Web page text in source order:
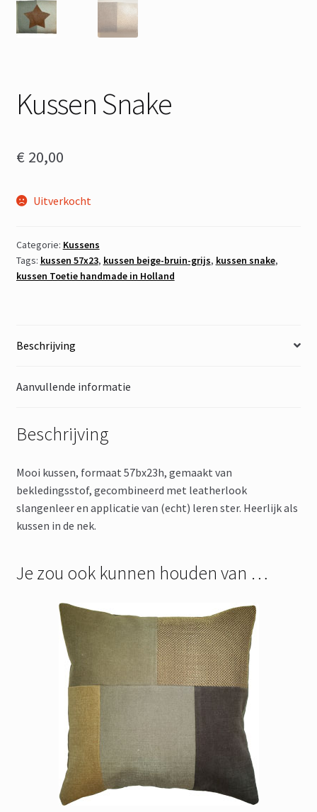
Kussen Snake
€ 20,00
Uitverkocht
Categorie: Kussens
Tags: kussen 57x23, kussen beige-bruin-grijs, kussen snake,
kussen Toetie handmade in Holland
Beschrijving
Aanvullende informatie
Beschrijving
Mooi kussen, formaat 57bx23h, gemaakt van
bekledingsstof, gecombineerd met leatherlook
slangenleer en applicatie van (echt) leren ster. Heerlijk als
kussen in de nek.
Je zou ook kunnen houden van …